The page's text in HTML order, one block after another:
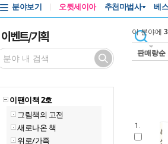
분야보기 오뒷세이아 추천마법사 베
이벤트/기획
이땐이책 2호
그림책의 고전
새로나온 책
위로/가족
이 분야에
판매량순
1.